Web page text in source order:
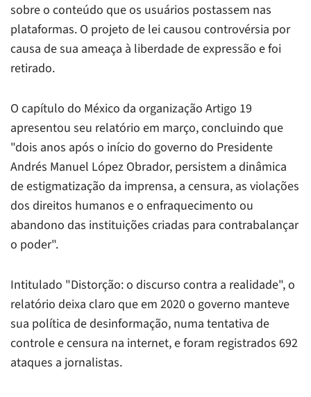
sobre o conteúdo que os usuários postassem nas
plataformas. O projeto de lei causou controvérsia por
causa de sua ameaça à liberdade de expressão e foi
retirado.
O capítulo do México da organização Artigo 19
apresentou seu relatório em março, concluindo que
"dois anos após o início do governo do Presidente
Andrés Manuel López Obrador, persistem a dinâmica
de estigmatização da imprensa, a censura, as violações
dos direitos humanos e o enfraquecimento ou
abandono das instituições criadas para contrabalançar
o poder".
Intitulado "Distorção: o discurso contra a realidade", o
relatório deixa claro que em 2020 o governo manteve
sua política de desinformação, numa tentativa de
controle e censura na internet, e foram registrados 692
ataques a jornalistas.